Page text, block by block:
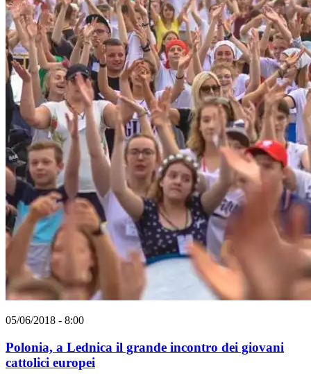
05/06/2018 - 8:00
Polonia, a Lednica il grande incontro dei giovani
cattolici europei